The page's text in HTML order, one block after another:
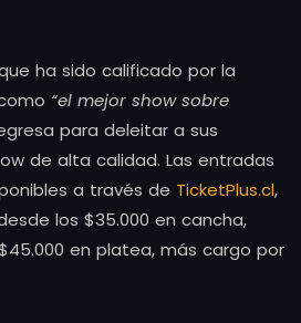
ha sido calificado por la
“el mejor show sobre
para deleitar a sus
de alta calidad. Las entradas
a través de TicketPlus.cl,
los $35.000 en cancha,
en platea, más cargo por